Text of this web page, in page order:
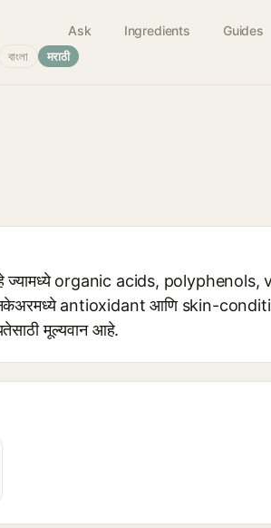
Ask Ingredients Guides
বাংলা मराठी
आहे ज्यामध्ये organic acids,
antioxidant आणि skin-
मूल्यवान आहे.